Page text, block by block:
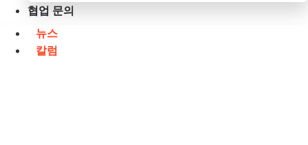
협업 문의
뉴스
칼럼